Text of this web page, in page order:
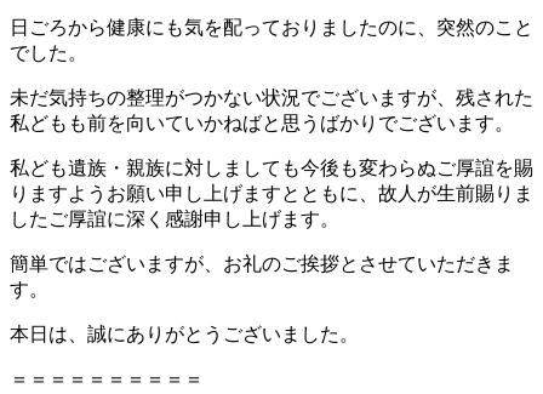
日ごろから健康にも気を配っておりましたのに、突然のこと
でした。
未だ気持ちの整理がつかない状況でございますが、残された
私どもも前を向いていかねばと思うばかりでございます。
私ども遺族・親族に対しましても今後も変わらぬご厚誼を賜
りますようお願い申し上げますとともに、故人が生前賜りま
したご厚誼に深く感謝申し上げます。
簡単ではございますが、お礼のご挨拶とさせていただきま
す。
本日は、誠にありがとうございました。
＝＝＝＝＝＝＝＝＝＝